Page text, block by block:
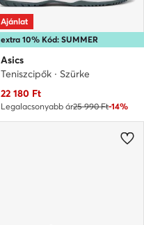
extra 10% Kód: SUMMER
Ajánlat
Asics
Teniszcipők · Szürke
Aktuális ár
22 180 Ft
Legalacsonyabb ár25 990 Ft-14%